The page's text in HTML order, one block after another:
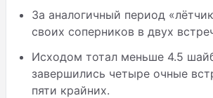
За аналогичный период
своих соперников в двух
Исходом тотал меньше 4.5
завершились четыре очные
пяти крайних.